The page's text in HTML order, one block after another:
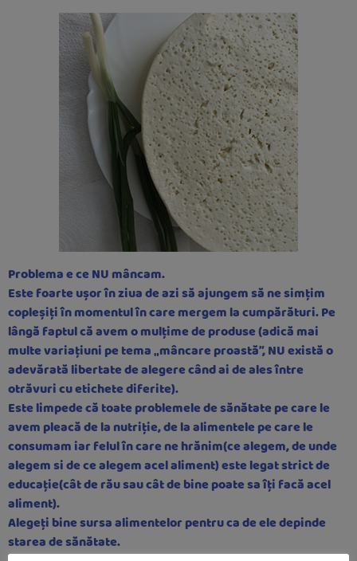
Problema e ce NU mâncam.
Este foarte ușor în ziua de azi să ajungem să ne simțim
copleșiți în momentul în care mergem la cumpărături. Pe
lângă faptul că avem o mulțime de produse (adică mai
multe variațiuni pe tema „mâncare proastă”, NU există o
adevărată libertate de alegere când ai de ales între
otrăvuri cu etichete diferite).
Este limpede că toate problemele de sănătate pe care le
avem pleacă de la nutriție, de la alimentele pe care le
consumam iar felul în care ne hrănim(ce alegem, de unde
alegem si de ce alegem acel aliment) este legat strict de
educație(cât de rău sau cât de bine poate sa îți facă acel
aliment).
Alegeți bine sursa alimentelor pentru ca de ele depinde
starea de sănătate.